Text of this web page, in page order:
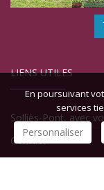
LIENS UTILES
Solliès-Pont, avec
Contact
En poursuivant
services
Personnaliser